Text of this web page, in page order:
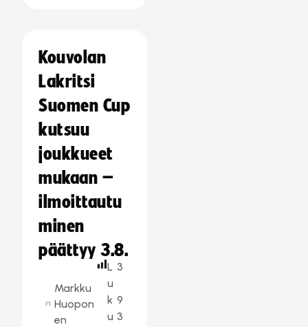
Kouvolan
Lakritsi
Suomen Cup
kutsuu
joukkueet
mukaan –
ilmoittautu
minen
päättyy 3.8.
Markku
Huopon
en
L
u
k
u
3
9
3